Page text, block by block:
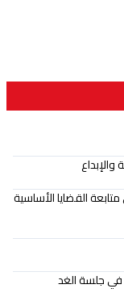
القضايا الأساسية
جلسة الغد